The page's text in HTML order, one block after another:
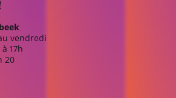
vendredi
17h
20